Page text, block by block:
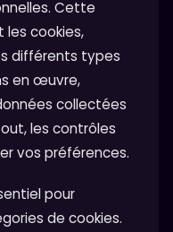
Cette
cookies,
différents types
en œuvre,
collectées
les contrôles
vos préférences.
pour
de cookies.